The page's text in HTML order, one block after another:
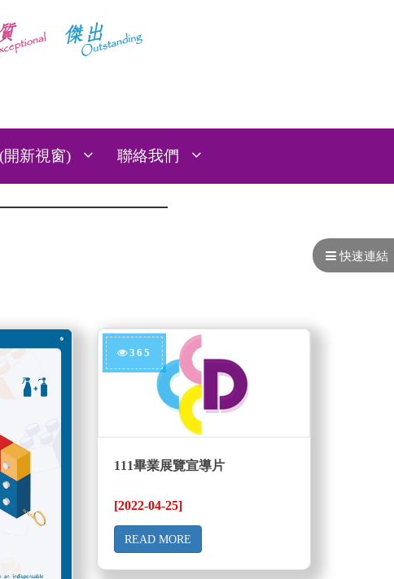
新視窗) 聯絡我們
365
111畢業展覽宣導片
[2022-04-25]
READ MORE
快速連結